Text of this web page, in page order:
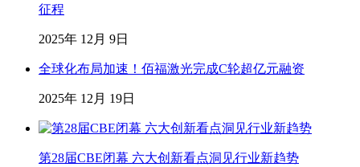
征程
2025年 12月 9日
全球化布局加速！佰福激光完成C轮超亿元融资
2025年 12月 19日
第28届CBE闭幕 六大创新看点洞见行业新趋势